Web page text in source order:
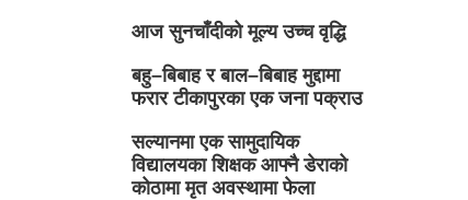
आज सुनचाँदीको मूल्य उच्च वृद्धि
बहु–बिबाह र बाल–बिबाह मुद्दामा
फरार टीकापुरका एक जना पक्राउ
सल्यानमा एक सामुदायिक
विद्यालयका शिक्षक आफ्नै डेराको
कोठामा मृत अवस्थामा फेला